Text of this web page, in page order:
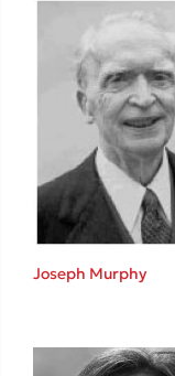
Δημοφιλείς
Φυστίκι ΠουΚυλάει
Παύλος Καστανάς
El Sombrero
Στέφανος Ξενάκης
Sebastian Fitzek
Lucinda Riley
Joseph Murphy